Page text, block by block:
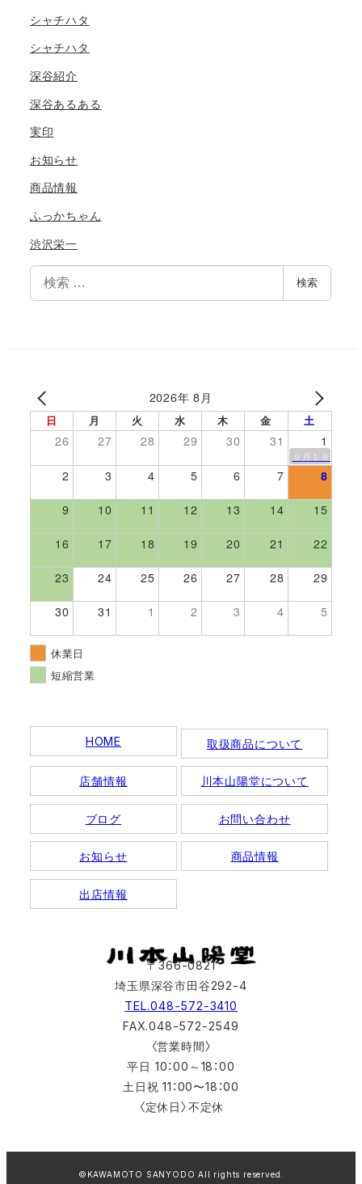
シャチハタ
シャチハタ
深谷紹介
深谷あるある
実印
お知らせ
商品情報
ふっかちゃん
渋沢栄一
索
検索
〒366-0821
埼玉県深谷市田谷292-4
TEL.048-572-3410
FAX.048-572-2549
〈営業時間〉
平日 10：00～18：00
土日祝 11：00〜18：00
〈定休日〉不定休
HOME 取扱商品について
店舗情報 川本山陽堂について
ブログ お問い合わせ
お知らせ 商品情報
出店情報
2026年 8月
日 月 火 水 木 金 土
26 27 28 29 30 31 1
９月１８日伊
2 3 4 5 6 7 8
9 10 11 12 13 14 15
16 17 18 19 20 21 22
23 24 25 26 27 28 29
30 31 1 2 3 4 5
休業日
短縮営業
©KAWAMOTO SANYODO All rights reserved.